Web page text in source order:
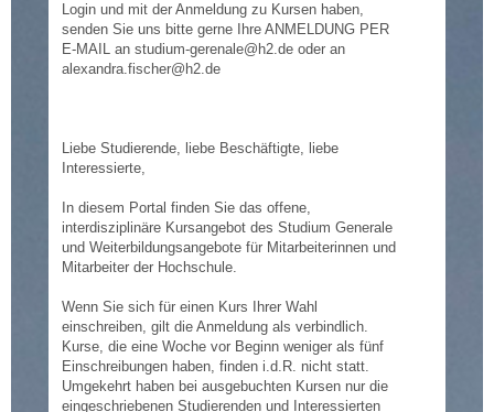
Login und mit der Anmeldung zu Kursen haben,
senden Sie uns bitte gerne Ihre ANMELDUNG PER
E-MAIL an studium-gerenale@h2.de oder an
alexandra.fischer@h2.de
Liebe Studierende, liebe Beschäftigte, liebe
Interessierte,
In diesem Portal finden Sie das offene,
interdisziplinäre Kursangebot des Studium Generale
und Weiterbildungsangebote für Mitarbeiterinnen und
Mitarbeiter der Hochschule.
Wenn Sie sich für einen Kurs Ihrer Wahl
einschreiben, gilt die Anmeldung als verbindlich.
Kurse, die eine Woche vor Beginn weniger als fünf
Einschreibungen haben, finden i.d.R. nicht statt.
Umgekehrt haben bei ausgebuchten Kursen nur die
eingeschriebenen Studierenden und Interessierten